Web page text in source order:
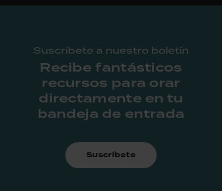
Suscríbete a nuestro boletín
Recibe fantásticos
recursos para orar
directamente en tu
bandeja de entrada
Suscríbete